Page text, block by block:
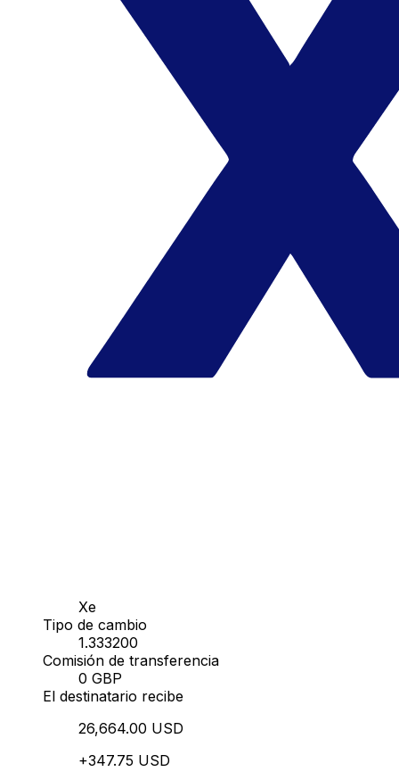
Xe
Tipo de cambio
1.333200
Comisión de transferencia
0 GBP
El destinatario recibe
26,664.00 USD
+347.75 USD